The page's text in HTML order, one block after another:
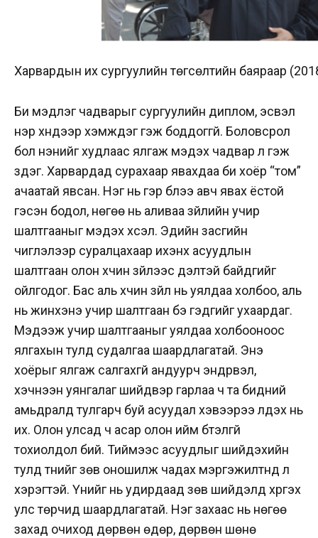
Харвардын их сургуулийн төгсөлтийн баяраар
Би мэдлэг чадварыг сургуулийн диплом, эсвэл
нэр хүндээр хэмждэг гэж боддоггүй. Боловсрол
бол үнэнийг худлаас ялгаж мэдэх чадвар л гэж
үздэг. Харвардад сурахаар явахдаа би хоёр “том”
ачаатай явсан. Нэг нь гэр бүлээ авч явах ёстой
гэсэн бодол, нөгөө нь аливаа зүйлийн учир
шалтгааныг мэдэх хүсэл. Эдийн засгийн
чиглэлээр суралцахаар ихэнх асуудлын
шалтгаан олон хүчин зүйлээс үүдэлтэй байдгийг
ойлгодог. Бас аль хүчин зүйл нь уялдаа холбоо, аль
нь жинхэнэ учир шалтгаан бэ гэдгийг ухаардаг.
Мэдээж учир шалтгааныг уялдаа холбооноос
ялгахын тулд судалгаа шаардлагатай. Энэ
хоёрыг ялгаж салгахгүй андуурч эндүүрвэл,
хэчнээн уянгалаг шийдвэр гарлаа ч та бидний
амьдралд тулгарч буй асуудал хэвээрээ үлдэх нь
их. Олон улсад ч асар олон ийм бүтэлгүй
тохиолдол бий. Тиймээс асуудлыг шийдэхийн
тулд түүнийг зөв оношилж чадах мэргэжилтнүүд л
хэрэгтэй. Үүнийг нь удирдаад зөв шийдэлд хүргэх
улс төрчид шаардлагатай. Нэг захаас нь нөгөө
захад очиход дөрвөн өдөр, дөрвөн шөнө